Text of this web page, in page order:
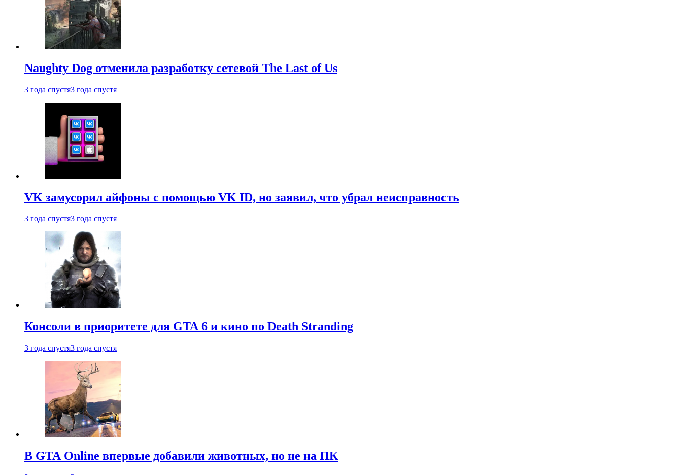
Naughty Dog отменила разработку сетевой The Last of Us
3 года спустя3 года спустя
VK замусорил айфоны с помощью VK ID, но заявил, что убрал неисправность
3 года спустя3 года спустя
Консоли в приоритете для GTA 6 и кино по Death Stranding
3 года спустя3 года спустя
В GTA Online впервые добавили животных, но не на ПК